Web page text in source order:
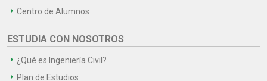
Centro de Alumnos
ESTUDIA CON NOSOTROS
¿Qué es Ingeniería Civil?
Plan de Estudios